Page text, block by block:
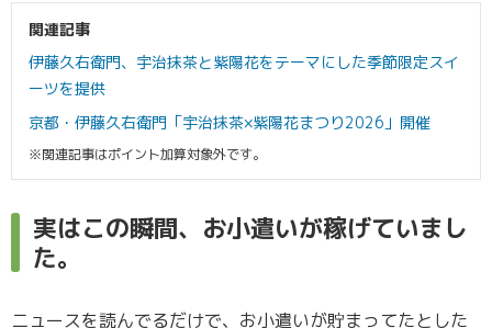
関連記事
伊藤久右衛門、宇治抹茶と紫陽花をテーマにした季節限定スイ
ーツを提供
京都・伊藤久右衛門「宇治抹茶×紫陽花まつり2026」開催
※関連記事はポイント加算対象外です。
実はこの瞬間、お小遣いが稼げていまし
た。
ニュースを読んでるだけで、お小遣いが貯まってたとした